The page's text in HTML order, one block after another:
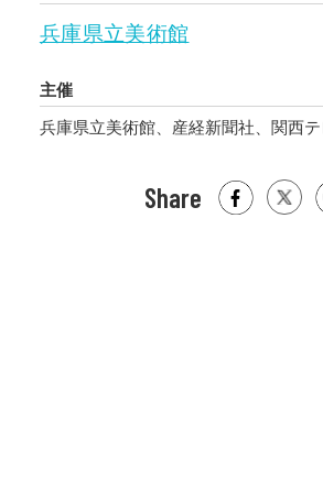
兵庫県立美術館
主催
兵庫県立美術館、産経新聞社、関西
Share